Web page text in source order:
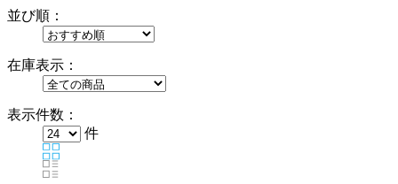
並び順：
在庫表示：
表示件数：
件